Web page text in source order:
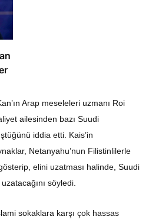
Arap meseleleri uzmanı Roi
ailesinden bazı Suudi
iddia etti. Kais’in
Netanyahu’nun Filistinlilerle
elini uzatması halinde, Suudi
söyledi.
sokaklara karşı çok hassas